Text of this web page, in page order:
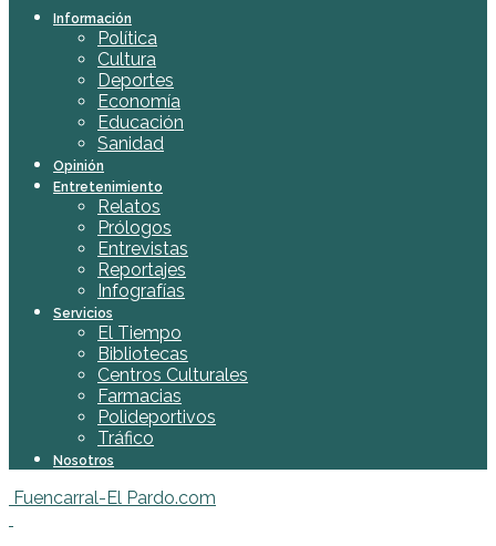
Información
Política
Cultura
Deportes
Economía
Educación
Sanidad
Opinión
Entretenimiento
Relatos
Prólogos
Entrevistas
Reportajes
Infografías
Servicios
El Tiempo
Bibliotecas
Centros Culturales
Farmacias
Polideportivos
Tráfico
Nosotros
Fuencarral-El Pardo.com